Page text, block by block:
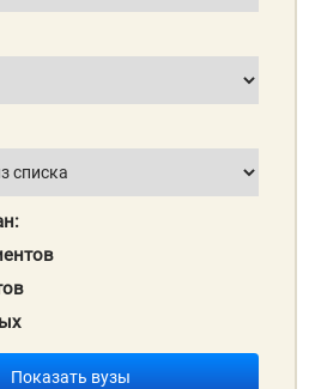
Показать вузы